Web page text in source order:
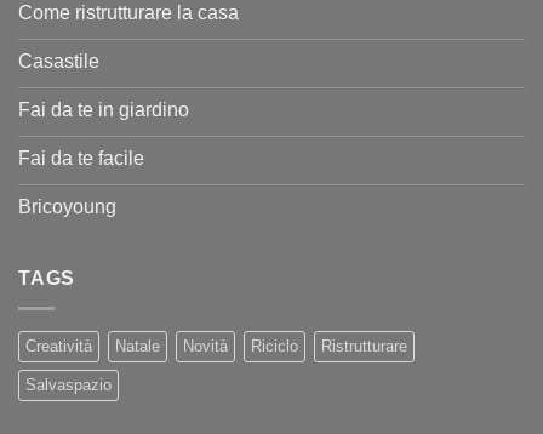
Come ristrutturare la casa
Casastile
Fai da te in giardino
Fai da te facile
Bricoyoung
TAGS
Creatività Natale Novità Riciclo Ristrutturare
Salvaspazio